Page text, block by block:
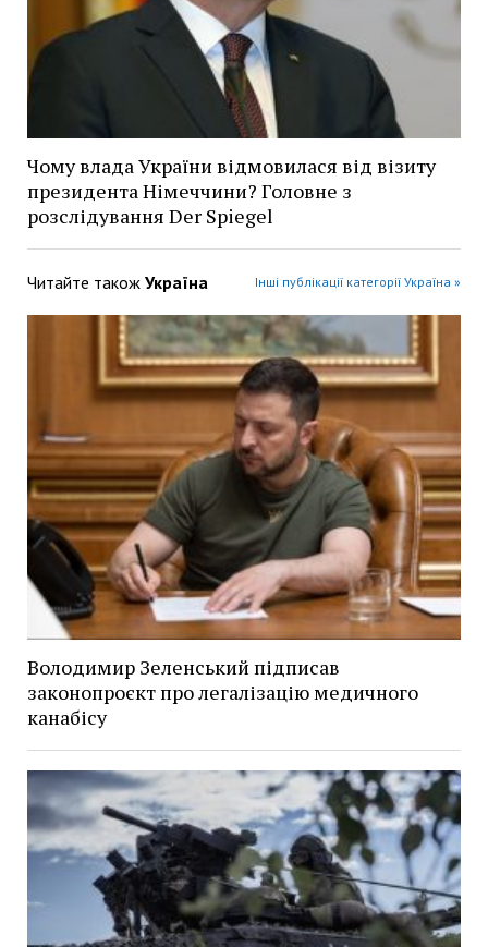
Чому влада України відмовилася від візиту
президента Німеччини? Головне з
розслідування Der Spiegel
Читайте також Україна Інші публікації категорії Україна »
Володимир Зеленський підписав
законопроєкт про легалізацію медичного
канабісу